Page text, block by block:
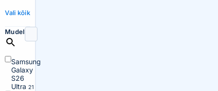
Vali kõik
Mudel
Samsung
Galaxy
S26
Ultra 21